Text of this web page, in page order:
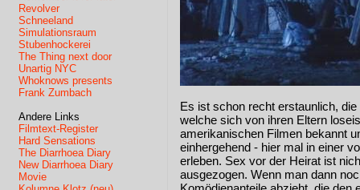
Revolver
Schneeland
Simulationsraum
Stubenhockerei
The Thing next door
Unartig NYC
Whoknows presents
Frank Zumbach
Andere Links
Filmtext-Register
Hard Sensations
The Diarrhoea Diary
New Diarrhoea Diary
Movie
Es ist schon recht erstaunlich,
welche sich von ihren Eltern
amerikanischen Filmen bekannt
einhergehend - hier mal in einer
erleben. Sex vor der Heirat ist
ausgezogen. Wenn man dann